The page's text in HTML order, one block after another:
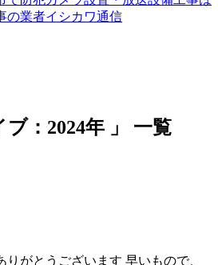
ブ：2024年 」 一覧
がとうございます 早いもので、